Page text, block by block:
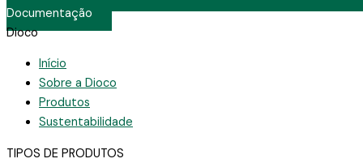
Documentação
Dioco
Início
Sobre a Dioco
Produtos
Sustentabilidade
TIPOS DE PRODUTOS